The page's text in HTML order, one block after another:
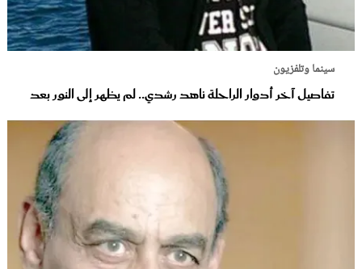
سينما وتلفزيون
تفاصيل آخر أدوار الراحلة ناهد رشدي.. لم يظهر إلى النور بعد